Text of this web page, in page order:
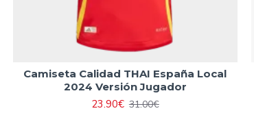
Camiseta Calidad THAI España Local
2024 Versión Jugador
23.90€ 31.00€